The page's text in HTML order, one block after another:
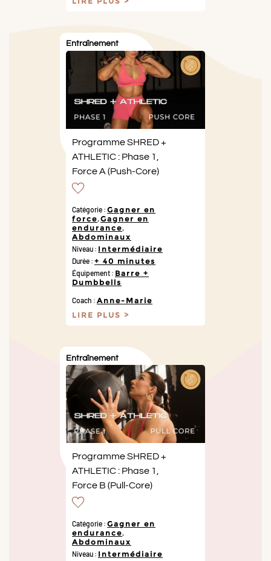
Entraînement
Programme SHRED +
ATHLETIC : Phase 1,
Force A (Push-Core)
Catégorie : Gagner en
force,Gagner en
endurance,
Abdominaux
Niveau : Intermédiaire
Durée : + 40 minutes
Équipement : Barre +
Dumbbells
Coach : Anne-Marie
LIRE PLUS
Entraînement
Programme SHRED +
ATHLETIC : Phase 1,
Force B (Pull-Core)
Catégorie : Gagner en
endurance,
Abdominaux
Niveau : Intermédiaire